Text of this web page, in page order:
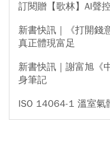
訂閱贈【歌林】AI聲
新書快訊｜《打開錢
真正體現富足
新書快訊｜謝富旭《
身筆記
ISO 14064-1 溫室氣